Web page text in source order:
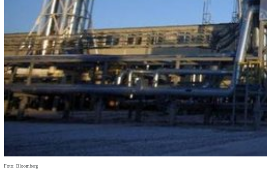
Foto: Bloomberg